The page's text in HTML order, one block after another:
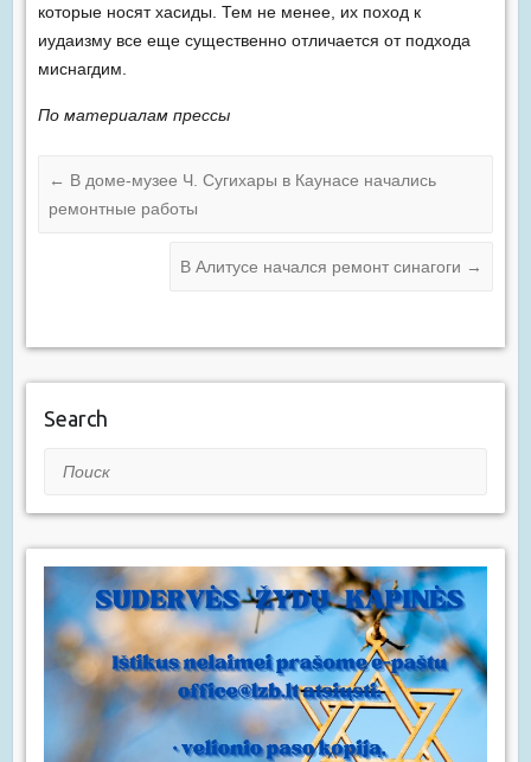
которые носят хасиды. Тем не менее, их поход к
иудаизму все еще существенно отличается от подхода
миснагдим.
По материалам прессы
← В доме-музее Ч. Сугихары в Каунасе начались
ремонтные работы
В Алитусе начался ремонт синагоги →
Search
Поиск